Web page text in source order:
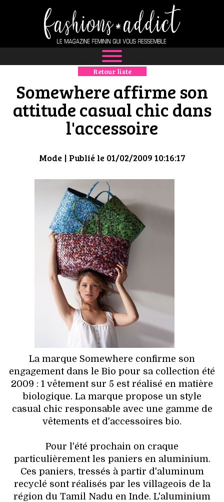
NEWS
MODE
LUXE
DÉFILÉS
BOUTIQUE
CULTURE
HIGH TECH
MAISON
AUTO
LIEUX TENDANCES
BEAUTÉ
MODE DE RUE
JEUNES CRÉATEURS
HISTOIRE DES MARQUES
DÉCO
VOYAGES & LOISIRS
Retour liste
Somewhere affirme son
attitude casual chic dans
l'accessoire
Mode| Publié le 01/02/2009 10:16:17
La marque Somewhere confirme son
engagement dans le Bio pour sa collection été
2009 : 1 vêtement sur 5 est réalisé en matière
biologique. La marque propose un style
casual chic responsable avec une gamme de
vêtements et d'accessoires bio.
Pour l'été prochain on craque
particulièrement les paniers en aluminium.
Ces paniers, tressés à partir d'aluminum
recyclé sont réalisés par les villageois de la
région du Tamil Nadu en Inde. L'aluminium